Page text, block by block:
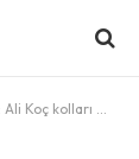
kolları sıvadı!